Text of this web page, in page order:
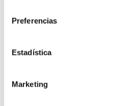
Preferencias
Estadística
Marketing
destacadas